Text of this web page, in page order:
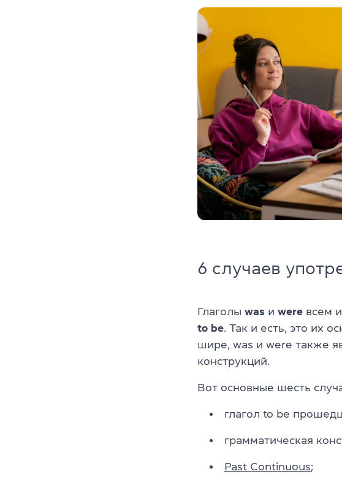
6 случаев
Глаголы was и were всем
to be. Так и есть, это их
шире, was и were также
конструкций.
Вот основные шесть
глагол to be
грамматическая
Past Continuous;